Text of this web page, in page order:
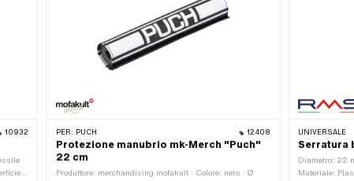
10932
·
PER: PUCH 12408
Protezione manubrio mk-Merch "Puch"
22 cm
Produttore: merchandising mofakult · Colore: nero · Ø
UNIVERSALE
Serratura
Diametro: 22
Materiale: